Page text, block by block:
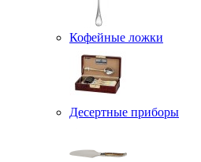
Кофейные ложки
Десертные приборы